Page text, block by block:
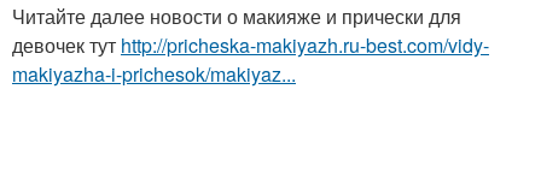
Читайте далее новости о макияже и прически для
девочек тут http://pricheska-makiyazh.ru-best.com/vidy-
makiyazha-i-prichesok/makiyaz...